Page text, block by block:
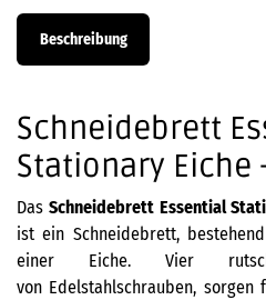
Beschreibung
Schneidebrett
Stationary
Das Schneidebrett Essential
ist ein Schneidebrett,
einer Eiche. Vier
von Edelstahlschrauben,